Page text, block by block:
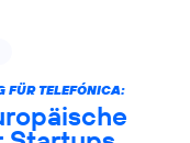
FÜR TELEFÓNICA: